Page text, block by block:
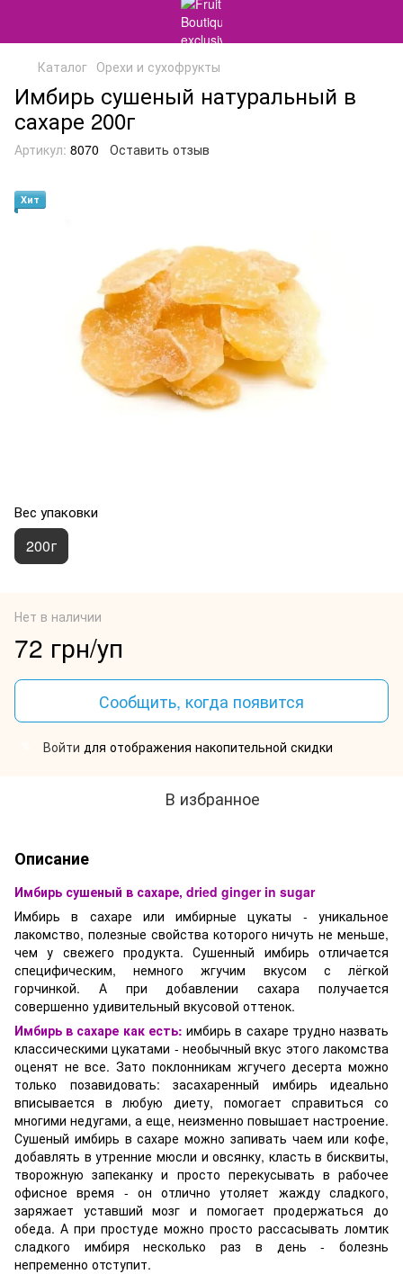
Каталог Орехи и сухофрукты
Имбирь сушеный натуральный в
сахаре 200г
Артикул: 8070 Оставить отзыв
Хит
Вес упаковки
200г
Нет в наличии
72 грн/уп
Сообщить, когда появится
Войти для отображения накопительной скидки
В избранное
Описание
Имбирь сушеный в сахаре, dried ginger in sugar
Имбирь в сахаре или имбирные цукаты - уникальное
лакомство, полезные свойства которого ничуть не меньше,
чем у свежего продукта. Сушенный имбирь отличается
специфическим, немного жгучим вкусом с лёгкой
горчинкой. А при добавлении сахара получается
совершенно удивительный вкусовой оттенок.
Имбирь в сахаре как есть: имбирь в сахаре трудно назвать
классическими цукатами - необычный вкус этого лакомства
оценят не все. Зато поклонникам жгучего десерта можно
только позавидовать: засахаренный имбирь идеально
вписывается в любую диету, помогает справиться со
многими недугами, а еще, неизменно повышает настроение.
Сушеный имбирь в сахаре можно запивать чаем или кофе,
добавлять в утренние мюсли и овсянку, класть в бисквиты,
творожную запеканку и просто перекусывать в рабочее
офисное время - он отлично утоляет жажду сладкого,
заряжает уставший мозг и помогает продержаться до
обеда. А при простуде можно просто рассасывать ломтик
сладкого имбиря несколько раз в день - болезнь
непременно отступит.